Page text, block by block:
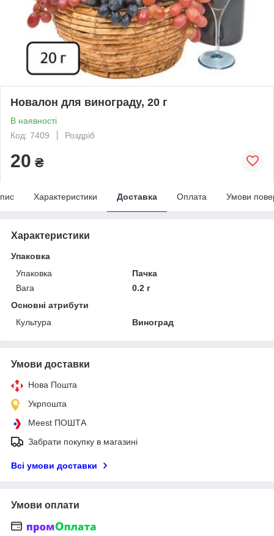
Новалон для винограду, 20 г
В наявності
Код: 7409
Роздріб
20 ₴
Характеристики Доставка Оплата Умови
Характеристики
Упаковка
Упаковка
Пачка
Вага
0.2 г
Основні атрибути
Культура
Виноград
Умови доставки
Нова Пошта
Укрпошта
Meest ПОШТА
Забрати покупку в магазині
Всі умови доставки
Умови оплати